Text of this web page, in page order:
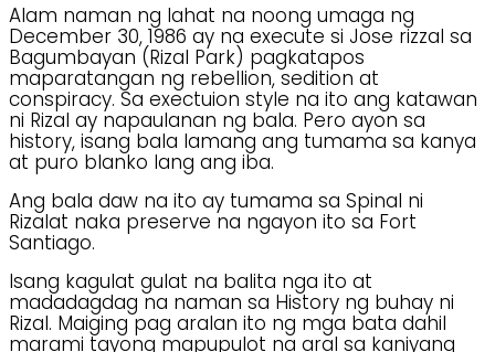
Alam naman ng lahat na noong umaga ng
December 30, 1986 ay na execute si Jose rizzal sa
Bagumbayan (Rizal Park) pagkatapos
maparatangan ng rebellion, sedition at
conspiracy. Sa exectuion style na ito ang katawan
ni Rizal ay napaulanan ng bala. Pero ayon sa
history, isang bala lamang ang tumama sa kanya
at puro blanko lang ang iba.
Ang bala daw na ito ay tumama sa Spinal ni
Rizalat naka preserve na ngayon ito sa Fort
Santiago.
Isang kagulat gulat na balita nga ito at
madadagdag na naman sa History ng buhay ni
Rizal. Maiging pag aralan ito ng mga bata dahil
marami tayong mapupulot na aral sa kaniyang